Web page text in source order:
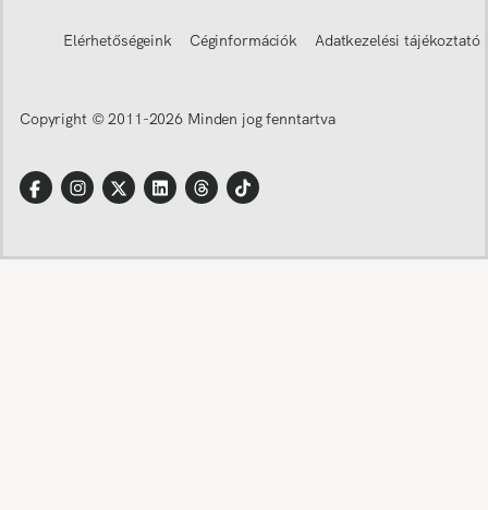
Elérhetőségeink Céginformációk Adatkezelési tájékoztató
Copyright © 2011-2026 Minden jog fenntartva